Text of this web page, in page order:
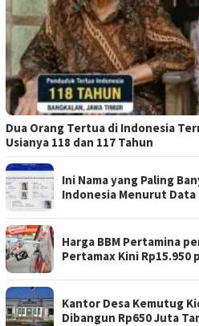
Dua Orang Tertua di Indonesia
Usianya 118 dan 117 Tahun
Ini Nama yang Paling
Indonesia Menurut Data
Harga BBM Pertamina
Pertamax Kini Rp15.950
Kantor Desa Kemutug
Dibangun Rp650 Juta